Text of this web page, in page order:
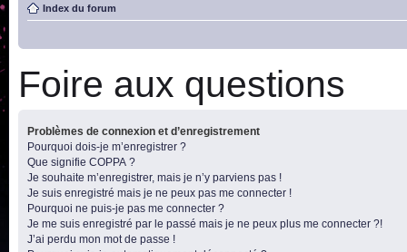
Index du forum
Foire aux questions
Problèmes de connexion et d’enregistrement
Pourquoi dois-je m’enregistrer ?
Que signifie COPPA ?
Je souhaite m’enregistrer, mais je n’y parviens pas !
Je suis enregistré mais je ne peux pas me connecter !
Pourquoi ne puis-je pas me connecter ?
Je me suis enregistré par le passé mais je ne peux plus me connecter ?!
J’ai perdu mon mot de passe !